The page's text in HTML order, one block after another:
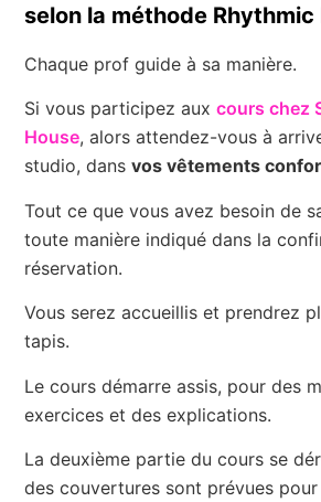
selon la méthode Rhythmic
Chaque prof guide à sa manière.
Si vous participez auxcours chez
House, alors attendez-vous à
studio, dansvos vêtements
Tout ce que vous avez besoin de
toute manière indiqué dans la
réservation.
Vous serez accueillis et prendrez
tapis.
Le cours démarre assis, pour des
exercices et des explications.
La deuxième partie du cours se
des couvertures sont prévues